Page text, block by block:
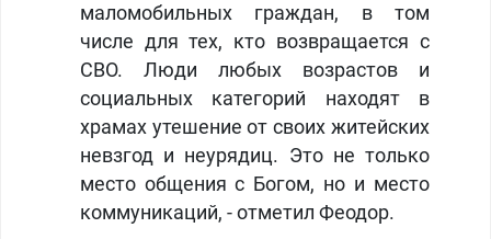
маломобильных граждан, в том
числе для тех, кто возвращается с
СВО. Люди любых возрастов и
социальных категорий находят в
храмах утешение от своих житейских
невзгод и неурядиц. Это не только
место общения с Богом, но и место
коммуникаций, - отметил Феодор.